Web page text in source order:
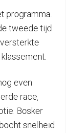
programma.
tweede tijd
even
race,
Bosker
snelheid